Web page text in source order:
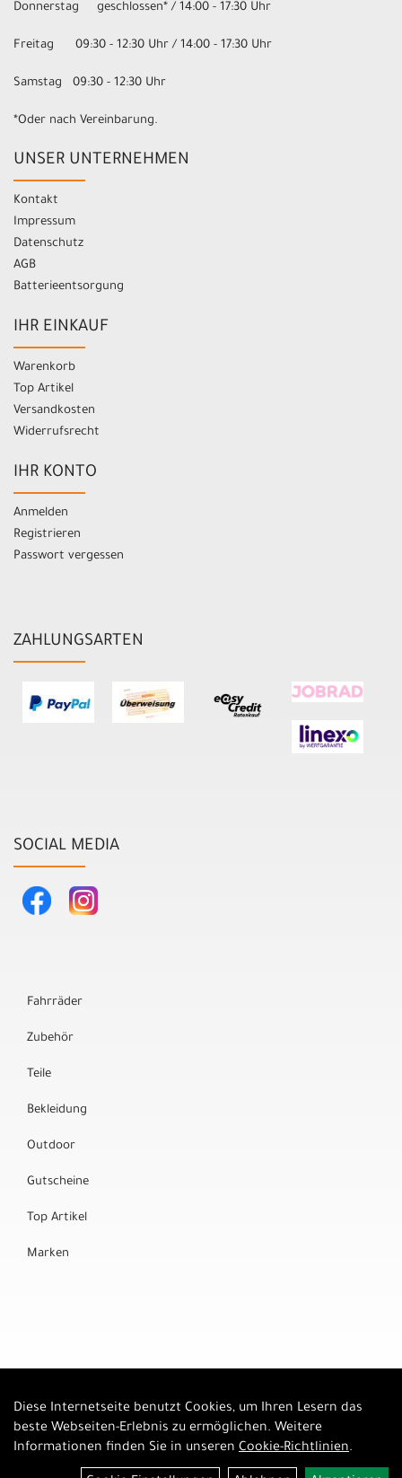
Donnerstag geschlossen* / 14:00 - 17:30 Uhr
Freitag 09:30 - 12:30 Uhr / 14:00 - 17:30 Uhr
Samstag 09:30 - 12:30 Uhr
*Oder nach Vereinbarung.
UNSER UNTERNEHMEN
Kontakt
Impressum
Datenschutz
AGB
Batterieentsorgung
IHR EINKAUF
Warenkorb
Top Artikel
Versandkosten
Widerrufsrecht
IHR KONTO
Anmelden
Registrieren
Passwort vergessen
ZAHLUNGSARTEN
SOCIAL MEDIA
Fahrräder
Zubehör
Teile
Bekleidung
Outdoor
Gutscheine
Top Artikel
Marken
Diese Internetseite benutzt Cookies, um Ihren Lesern das
beste Webseiten-Erlebnis zu ermöglichen. Weitere
Informationen finden Sie in unseren Cookie-Richtlinien.
Auftrag widerrufen